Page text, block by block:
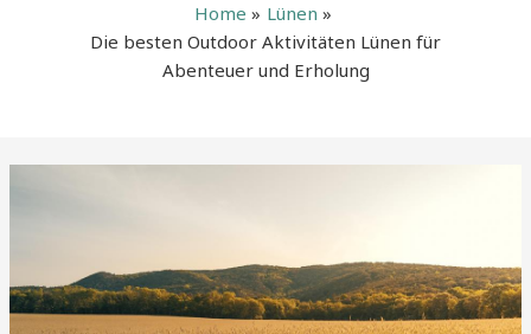
Home
Lünen
Die besten Outdoor Aktivitäten Lünen für
Abenteuer und Erholung